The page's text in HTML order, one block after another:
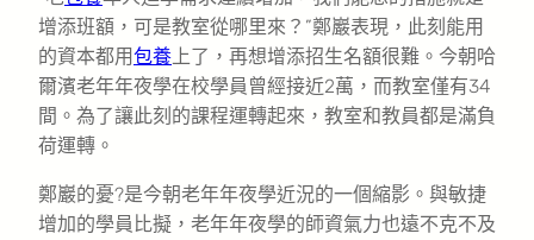
增添班額，可是教室從哪里來？”鄭巖表現，此刻能用
的資本都用包養上了，再想增添招生名額很難。今朝哈
爾濱老年年夜學在校學員曾經接近2萬，而教室僅有34
間。為了讓此刻的課程運轉起來，教室和教員都是滿負
荷運轉。
鄭巖的憂?是今朝老年年夜學近況的一個縮影。與敏捷
增加的學員比擬，老年年夜學的師資氣力也遠不克不及